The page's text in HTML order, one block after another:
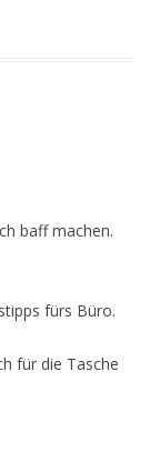
baff machen.
fürs Büro.
für die Tasche